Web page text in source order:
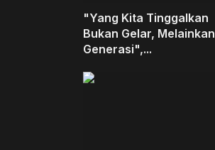
"Yang Kita Tinggalkan
Bukan Gelar, Melainkan
Generasi",...